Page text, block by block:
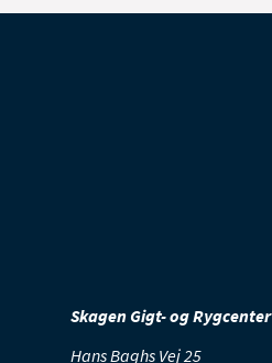
Skagen Gigt- og Rygcenter
Hans Baghs Vej 25